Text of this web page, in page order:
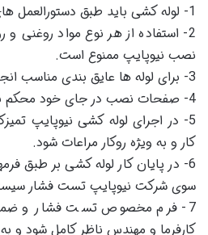
1- لوله کشی باید طبق دستورالعمل های نیوپایپ انجام شود.
2- استفاده از هر نوع مواد روغنی
نصب نیوپایپ ممنوع است.
3- برای لوله ها عایق بندی مناسب انجام شود.
4- صفحات نصب در جای خود محکم نصب شود.
5- در اجرای لوله کشی نیوپایپ
کار و به ویژه روکار مراعات شود.
6- در پایان کار لوله کشی بر طبق
سوی شرکت نیوپایپ تست فشار
7- فرم مخصوص تست فشار و
کارفرما و مهندس ناظر کامل شود و